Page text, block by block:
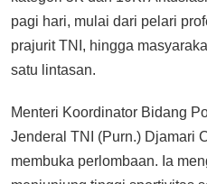
pagi hari, mulai dari pelari
prajurit TNI, hingga
satu lintasan.
Menteri Koordinator Bidang
Jenderal TNI (Purn.) Djamari
membuka perlombaan. Ia